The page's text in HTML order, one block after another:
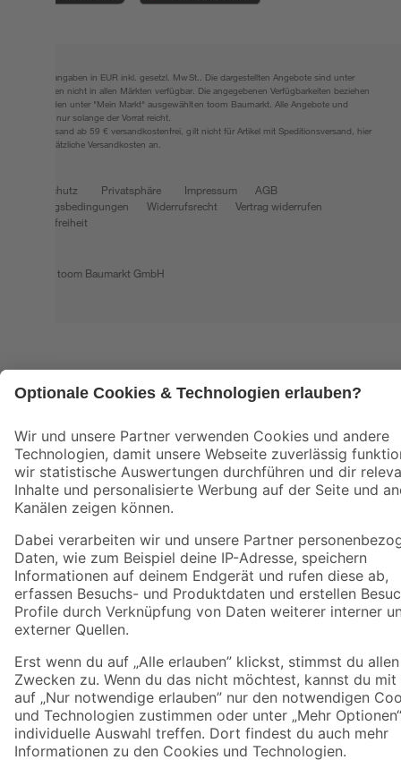
Alle Preisangaben in EUR inkl. gesetzl. MwSt.. Die dargestellten Angebote sind unter
Umständen nicht in allen Märkten verfügbar. Die angegebenen Verfügbarkeiten beziehen
sich auf den unter "Mein Markt" ausgewählten toom Baumarkt. Alle Angebote und
Produkte nur solange der Vorrat reicht.
*Paketversand ab 59 € versandkostenfrei, gilt nicht für Artikel mit Speditionsversand, hier
fallen zusätzliche Versandkosten an.
Datenschutz Privatsphäre Impressum
AGB
Nutzungsbedingungen
Widerrufsrecht
Vertrag widerrufen
Barrierefreiheit
© 2026 toom Baumarkt GmbH